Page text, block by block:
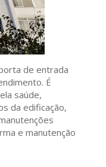
de entrada
É
saúde,
da edificação,
e manutenção